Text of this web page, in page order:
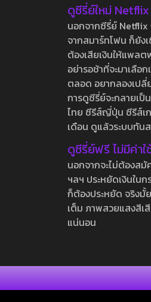
ดูซีรี่ย์ใหม่ Netflix
นอกจากซีรี่ย์ Netflix
จากสมาร์ทโฟน ก็ยัง
ต้องเสียเงินให้แพลต
อย่ารอช้าที่จะมาเลือ
ตลอด อยากลองเปลี่
การดูซีรี่ย์จะกลายเป็
ไทย ซีรีส์ญี่ปุ่น ซีรีส์เ
เดือน ดูแล้วระบบทัน
ดูซีรี่ย์ฟรี ไม่มีค่าใ
นอกจากจะไม่ต้องส
ฯลฯ ประหยัดเงินในก
ก็ต้องประหยัด จริง
เต็ม ภาพสวยแสงสีเ
แน่นอน